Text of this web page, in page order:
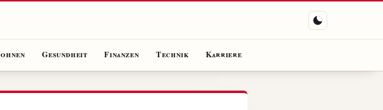
Gesundheit Finanzen Technik Karriere